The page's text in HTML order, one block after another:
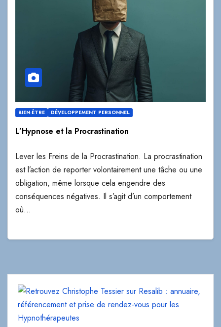
BIEN-ÊTRE DÉVELOPPEMENT PERSONNEL
L’Hypnose et la Procrastination
Lever les Freins de la Procrastination. La procrastination
est l’action de reporter volontairement une tâche ou une
obligation, même lorsque cela engendre des
conséquences négatives. Il s’agit d’un comportement
où…